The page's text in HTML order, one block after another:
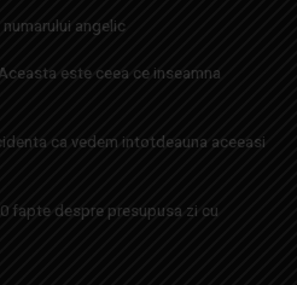
angelic
este ceea ce inseamna
ca vedem intotdeauna aceeasi
fapte despre presupusa zi cu